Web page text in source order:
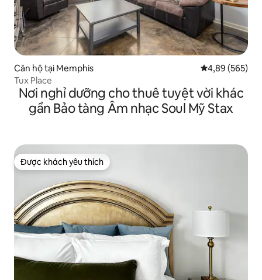
Căn hộ tại Memphis Xếp hạng
4,89 (565)
Tux Place
Nơi nghỉ dưỡng cho thuê tuyệt vời khác
gần Bảo tàng Âm nhạc Soul Mỹ Stax
Được khách yêu thích
Được khách yêu thích